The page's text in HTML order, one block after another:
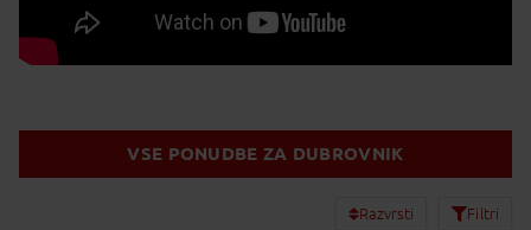
VSE PONUDBE ZA DUBROVNIK
Razvrsti Filtri